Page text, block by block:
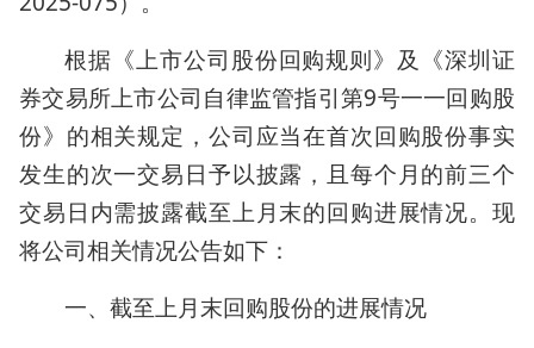
根据《上市公司股份回购规则》及《深圳证
券交易所上市公司自律监管指引第9号一一回购股
份》的相关规定，公司应当在首次回购股份事实
发生的次一交易日予以披露，且每个月的前三个
交易日内需披露截至上月末的回购进展情况。现
将公司相关情况公告如下：
一、截至上月末回购股份的进展情况